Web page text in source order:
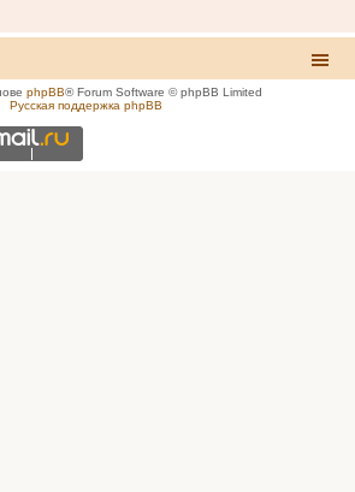
phpBB® Forum Software © phpBB Limited
Русская поддержка phpBB